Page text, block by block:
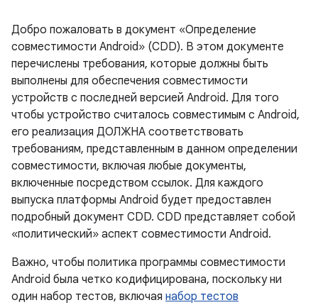
Добро пожаловать в документ «Определение
совместимости Android» (CDD). В этом документе
перечислены требования, которые должны быть
выполнены для обеспечения совместимости
устройств с последней версией Android. Для того
чтобы устройство считалось совместимым с Android,
его реализация ДОЛЖНА соответствовать
требованиям, представленным в данном определении
совместимости, включая любые документы,
включенные посредством ссылок. Для каждого
выпуска платформы Android будет предоставлен
подробный документ CDD. CDD представляет собой
«политический» аспект совместимости Android.
Важно, чтобы политика программы совместимости
Android была четко кодифицирована, поскольку ни
один набор тестов, включая набор тестов